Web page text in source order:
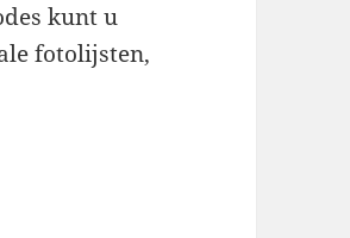
kunt u
fotolijsten,